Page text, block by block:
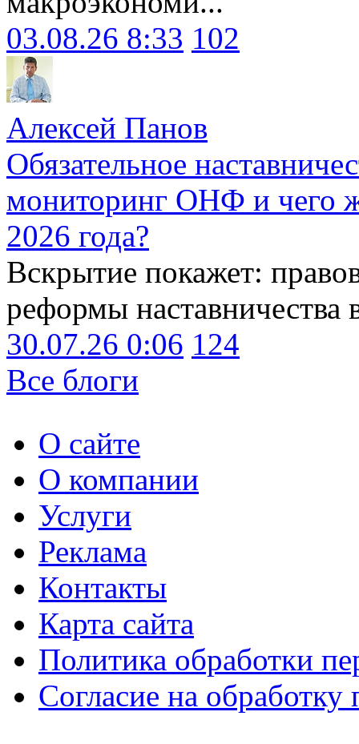
03.08.26 8:33 102
Алексей Панов
Обязательное
мониторинг ОНФ и чего
2026 года?
Вскрытие покажет:
реформы наставничества
30.07.26 0:06 124
Все блоги
О сайте
О компании
Услуги
Реклама
Контакты
Карта сайта
Политика обработки
Согласие на